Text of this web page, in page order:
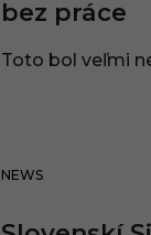
bez práce
Toto bol veľmi
NEWS